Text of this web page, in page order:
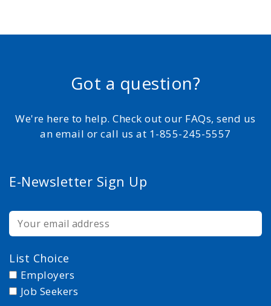
Got a question?
We're here to help. Check out our FAQs, send us
an email or call us at 1-855-245-5557
E-Newsletter Sign Up
List Choice
Employers
Job Seekers